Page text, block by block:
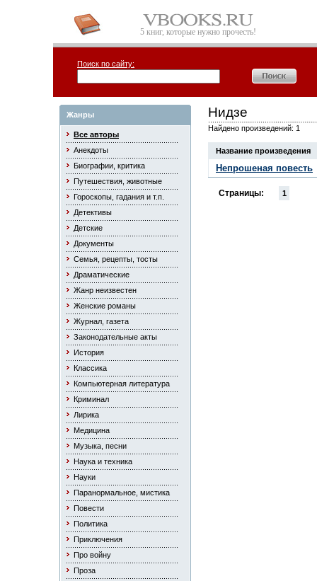
5 книг, которые нужно прочесть!
Поиск по сайту:
Жанры
Все авторы
Анекдоты
Биографии, критика
Путешествия, животные
Гороскопы, гадания и т.п.
Детективы
Детские
Документы
Семья, рецепты, тосты
Драматические
Жанр неизвестен
Женские романы
Журнал, газета
Законодательные акты
История
Классика
Компьютерная литература
Криминал
Лирика
Медицина
Музыка, песни
Наука и техника
Науки
Паранормальное, мистика
Повести
Политика
Приключения
Про войну
Проза
Нидзе
Найдено произведений: 1
Название произведения
Непрошеная повесть
Страницы: 1